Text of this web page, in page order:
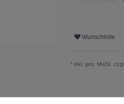
Wunschliste
* inkl. ges. MwSt. zzgl.